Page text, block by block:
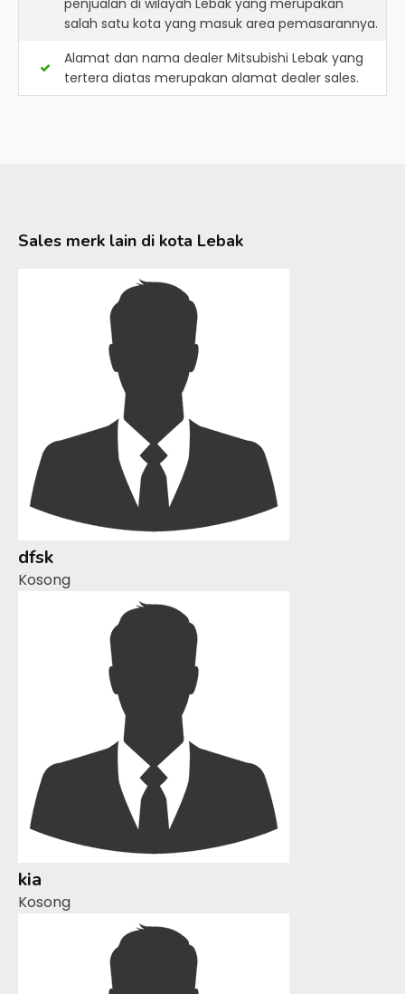
penjualan di wilayah Lebak yang merupakan
salah satu kota yang masuk area pemasarannya.
Alamat dan nama dealer Mitsubishi Lebak yang
tertera diatas merupakan alamat dealer sales.
Sales merk lain di kota Lebak
dfsk
Kosong
kia
Kosong